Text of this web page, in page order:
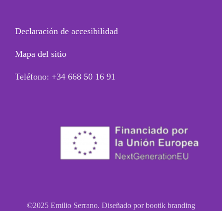
Declaración de accesibilidad
Mapa del sitio
Teléfono: +34 668 50 16 91
©2025 Emilio Serrano. Diseñado por bootik branding